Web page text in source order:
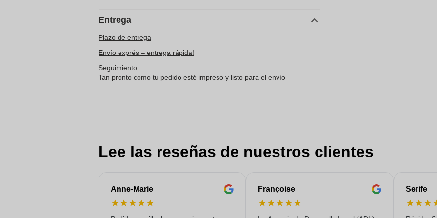
Entrega
Plazo de entrega
Envío exprés – entrega rápida!
Seguimiento
Tan pronto como tu pedido esté impreso y listo para el envío
Lee las reseñas de nuestros clientes
Anne-Marie
★★★★★
Françoise
★★★★★
Serife
★★★